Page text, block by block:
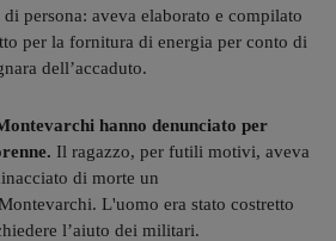
persona: aveva elaborato e compilato
per la fornitura di energia per conto di
dell’accaduto.
hanno denunciato per
Il ragazzo, per futili motivi, aveva
di morte un
L'uomo era stato costretto
l’aiuto dei militari.